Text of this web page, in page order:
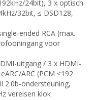
24bit), 3 x optisch
32bit, ≤ DSD128,
ended RCA (max.
voor
uitgang / 3 x HDMI-
ARC (PCM ≤192
2.0b-ondersteuning,
vereisen klok